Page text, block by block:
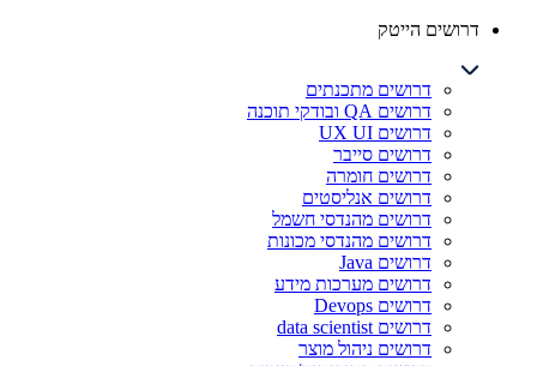
דרושים הייטק
דרושים מתכנתים
דרושים QA ובודקי תוכנה
דרושים UX UI
דרושים סייבר
דרושים חומרה
דרושים אנליסטים
דרושים מהנדסי חשמל
דרושים מהנדסי מכונות
דרושים Java
דרושים מערכות מידע
דרושים Devops
דרושים data scientist
דרושים ניהול מוצר